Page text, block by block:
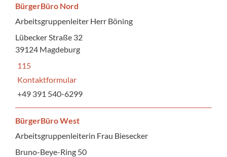
BürgerBüro Nord
Arbeitsgruppenleiter Herr Böning
Lübecker Straße 32
39124 Magdeburg
115
Kontaktformular
+49 391 540-6299
BürgerBüro West
Arbeitsgruppenleiterin Frau Biesecker
Bruno-Beye-Ring 50